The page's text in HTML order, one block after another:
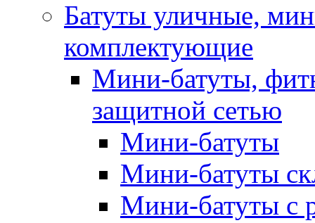
Батуты уличные,
комплектующие
Мини-батуты,
защитной сетью
Мини-батуты
Мини-батуты
Мини-батуты с